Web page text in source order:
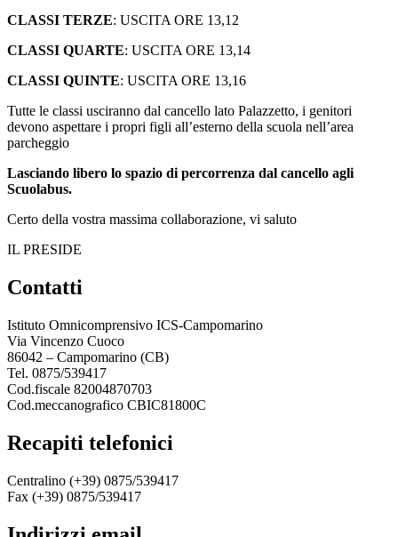
CLASSI TERZE: USCITA ORE 13,12
CLASSI QUARTE: USCITA ORE 13,14
CLASSI QUINTE: USCITA ORE 13,16
Tutte le classi usciranno dal cancello lato Palazzetto, i genitori
devono aspettare i propri figli all’esterno della scuola nell’area
parcheggio
lasciando libero lo spazio di percorrenza dal cancello agli
Scuolabus.
Certo della vostra massima collaborazione, vi saluto
IL PRESIDE
contatti
Istituto Omnicomprensivo ICS-Campomarino
Via Vincenzo Cuoco
86042 – Campomarino (CB)
Tel. 0875/539417
Cod.fiscale 82004870703
Cod.meccanografico CBIC81800C
recapiti telefonici
Centralino (+39) 0875/539417
Fax (+39) 0875/539417